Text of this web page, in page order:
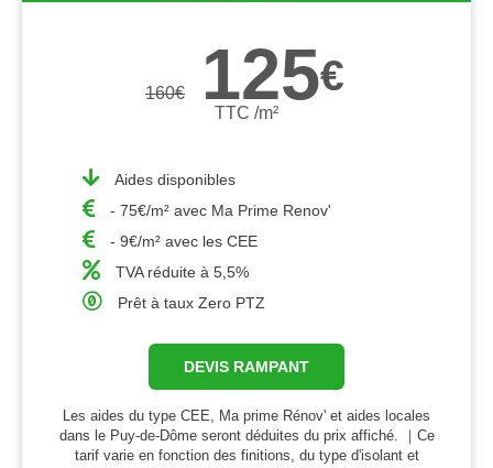
160€ 125€
TTC /m²
Aides disponibles
- 75€/m² avec Ma Prime Renov'
- 9€/m² avec les CEE
TVA réduite à 5,5%
Prêt à taux Zero PTZ
DEVIS RAMPANT
Les aides du type CEE, Ma prime Rénov' et aides locales
dans le Puy-de-Dôme seront déduites du prix affiché. ｜Ce
tarif varie en fonction des finitions, du type d'isolant et